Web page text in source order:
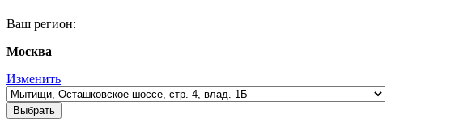
Ваш регион:
Москва
Изменить
Выбрать